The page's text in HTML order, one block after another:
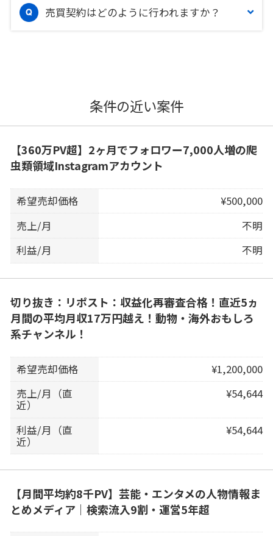
売買契約はどのように行われますか？
条件の近い案件
【360万PV超】2ヶ月でフォロワー7,000人増の爬
虫類領域Instagramアカウント
希望売却価格
¥500,000
売上/月
不明
利益/月
不明
切り抜き：リポスト：収益化再審査合格！直近5ヵ
月間の平均月収17万円越え！動物・海外おもしろ
系チャンネル！
希望売却価格
¥1,200,000
売上/月（直
近）
¥54,644
利益/月（直
近）
¥54,644
【月間平均約8千PV】芸能・エンタメの人物情報ま
とめメディア｜検索流入9割・運営5年超